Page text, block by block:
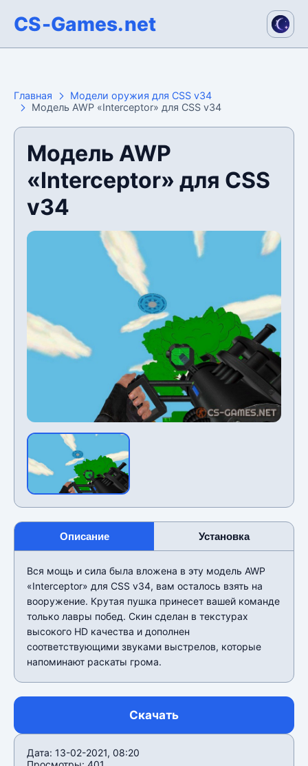
CS-Games.net
Главная
Модели оружия для CSS v34
Модель AWP «Interceptor» для CSS v34
Модель AWP
«Interceptor» для CSS
v34
Описание Установка
Вся мощь и сила была вложена в эту модель AWP
«Interceptor» для CSS v34, вам осталось взять на
вооружение. Крутая пушка принесет вашей команде
только лавры побед. Скин сделан в текстурах
высокого HD качества и дополнен
соответствующими звуками выстрелов, которые
напоминают раскаты грома.
Скачать
Дата: 13-02-2021, 08:20